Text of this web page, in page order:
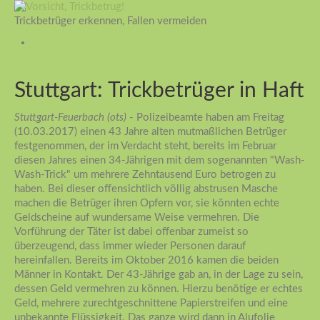
Trickbetrüger erkennen, Fallen vermeiden
Stuttgart: Trickbetrüger in Haft
Stuttgart-Feuerbach (ots) - Polizeibeamte haben am Freitag
(10.03.2017) einen 43 Jahre alten mutmaßlichen Betrüger
festgenommen, der im Verdacht steht, bereits im Februar
diesen Jahres einen 34-Jährigen mit dem sogenannten "Wash-
Wash-Trick" um mehrere Zehntausend Euro betrogen zu
haben. Bei dieser offensichtlich völlig abstrusen Masche
machen die Betrüger ihren Opfern vor, sie könnten echte
Geldscheine auf wundersame Weise vermehren. Die
Vorführung der Täter ist dabei offenbar zumeist so
überzeugend, dass immer wieder Personen darauf
hereinfallen. Bereits im Oktober 2016 kamen die beiden
Männer in Kontakt. Der 43-Jährige gab an, in der Lage zu sein,
dessen Geld vermehren zu können. Hierzu benötige er echtes
Geld, mehrere zurechtgeschnittene Papierstreifen und eine
unbekannte Flüssigkeit. Das ganze wird dann in Alufolie